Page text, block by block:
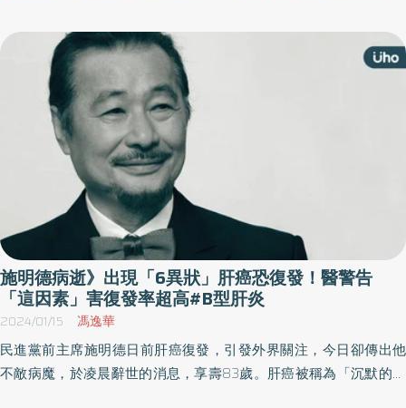
腫瘤能縮小，甚至有機會能讓腫瘤消失而觀察不到，除了病人生命
延長外，也沒有傳統肝癌標靶藥物的手足脫皮疼痛症狀副作用困
將免疫療法合併抗血管新生標靶藥物治療作為第一線治療，如果發
現不適合，才回到傳統標靶藥物，加快協助病人有效控制癌症，奪
回寶貴生命與回到一般生活，只要能越早發現癌症，治療成效也就
越好，慢性肝炎患者定期追蹤就顯得格外重要。 第一代標靶易有嚴
重手足破皮副作用 免疫治療須注意內分泌異常 陳柏岳補充，分析肝
癌病患數據，約4成病患發現腫瘤已是中晚期，大部分都無法手術移
除，在沒有免疫治療時代，僅有第一線標靶藥物，如果治療成效
好，存活一年就是不錯的成績了，同時還要承擔不同程度手足症狀
副作用，手腳會出現嚴重破皮，曾有病患發生蜂窩性組織炎，必須
緊急處置避免傷害擴大。 陳柏岳提醒，接受免疫療法合併抗血管新
生標靶藥物治療，能排除手足症狀等惱人副作用，但因免疫T細胞活
性增強，也可能會誤傷正常身體組織，臨床會觀察到甲狀腺與腎上
科主治醫師張經緯表示，早期肝癌患者可透過「消融術」進行病灶
根除治療，提供切除外的選擇。
施明德病逝》出現「6異狀」肝癌恐復發！醫警告
「這因素」害復發率超高#B型肝炎
2024/01/15 馮逸華
民進黨前主席施明德日前肝癌復發，引發外界關注，今日卻傳出他
不敵病魔，於凌晨辭世的消息，享壽83歲。肝癌被稱為「沉默的殺